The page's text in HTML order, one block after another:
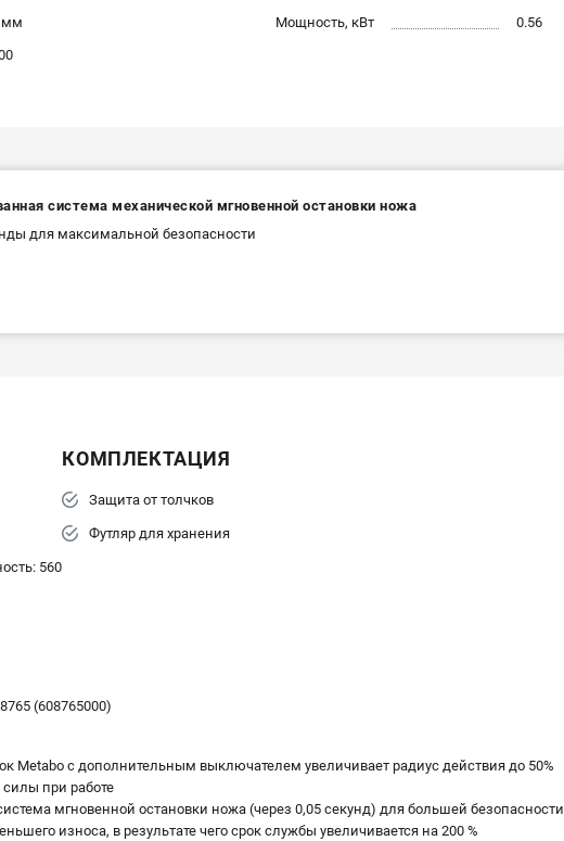
мм
Мощность, кВт
0.56
система механической мгновенной остановки ножа
для максимальной безопасности
560
КОМПЛЕКТАЦИЯ
Защита от толчков
Футляр для хранения
(608765000)
Metabo с дополнительным выключателем увеличивает радиус действия до 50%
при работе
мгновенной остановки ножа (через 0,05 секунд) для большей безопасности
износа, в результате чего срок службы увеличивается на 200 %